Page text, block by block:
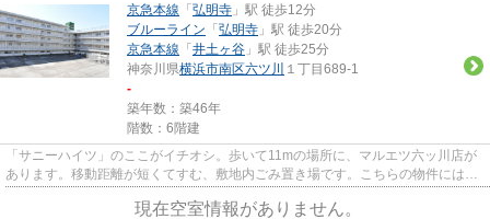
京急本線 「 弘明寺 」駅 徒歩12分
ブルーライン 「 弘明寺 」駅 徒歩20分
京急本線 「 井土ヶ谷 」駅 徒歩25分
神奈川県横浜市南区六ツ川 １丁目689‐1
-
築年数：築46年
階数：6階建
「サニーハイツ」のここがイチオシ。歩いて11mの場所に、マルエツ六ッ川店が
あります。移動距離が短くてすむ、敷地内ごみ置き場です。こちらの物件にはエ
現在空室情報がありません。